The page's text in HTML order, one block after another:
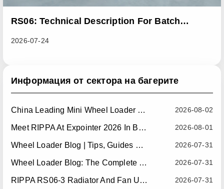
RS06: Technical Description For Batch
2026-07-24
Информация от сектора на багерите
2026-08-02
China Leading Mini Wheel Loader Supplier: Reliable Compact Wheel Loaders For Global Markets
2026-08-01
Meet RIPPA At Expointer 2026 In Brazil
2026-07-31
Wheel Loader Blog | Tips, Guides & Attachments
2026-07-31
Wheel Loader Blog: The Complete Guide To Wheel Loaders For Construction, Agriculture, And Material Handling
2026-07-31
RIPPA RS06-3 Radiator And Fan Upgrade — Effective July 10, 2026